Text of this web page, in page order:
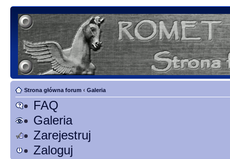
Strona główna forum ‹ Galeria
FAQ
Galeria
Zarejestruj
Zaloguj